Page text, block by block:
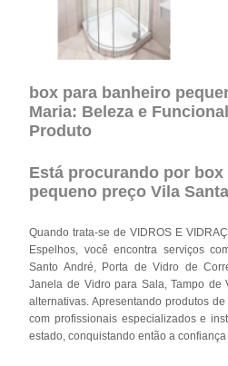
box para banheiro
Maria: Beleza e
Produto
Está procurando por
pequeno preço Vila
Quando trata-se de VIDROS E
Espelhos, você encontra serviços
Santo André, Porta de Vidro de
Janela de Vidro para Sala, Tampo de
alternativas. Apresentando produtos
com profissionais especializados e
estado, conquistando então a confiança